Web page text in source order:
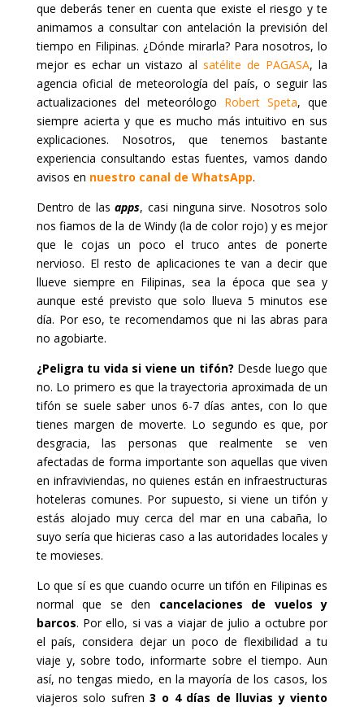
que deberás tener en cuenta que existe el riesgo y te
animamos a consultar con antelación la previsión del
tiempo en Filipinas. ¿Dónde mirarla? Para nosotros, lo
mejor es echar un vistazo alsatélite de PAGASA, la
agencia oficial de meteorología del país, o seguir las
actualizaciones del meteorólogo Robert Speta, que
siempre acierta y que es mucho más intuitivo en sus
explicaciones. Nosotros, que tenemos bastante
experiencia consultando estas fuentes, vamos dando
avisos en nuestro canal de WhatsApp.
Dentro de lasapps, casi ninguna sirve. Nosotros solo
nos fiamos de la de Windy (la de color rojo) y es mejor
que le cojas un poco el truco antes de ponerte
nervioso. El resto de aplicaciones te van a decir que
llueve siempre en Filipinas, sea la época que sea y
aunque esté previsto que solo llueva 5 minutos ese
día. Por eso, te recomendamos que ni las abras para
no agobiarte.
¿Peligra tu vida si viene un tifón? Desde luego que
no. Lo primero es que la trayectoria aproximada de un
tifón se suele saber unos 6-7 días antes, con lo que
tienes margen de moverte. Lo segundo es que, por
desgracia, las personas que realmente se ven
afectadas de forma importante son aquellas que viven
en infraviviendas, no quienes están en infraestructuras
hoteleras comunes. Por supuesto, si viene un tifón y
estás alojado muy cerca del mar en una cabaña, lo
suyo sería que hicieras caso a las autoridades locales y
te movieses.
Lo que sí es que cuando ocurre un tifón en Filipinas es
normal que se den cancelaciones de vuelos y
barcos. Por ello, si vas a viajar de julio a octubre por
el país, considera dejar un poco de flexibilidad a tu
viaje y, sobre todo, informarte sobre el tiempo. Aun
así, no tengas miedo, en la mayoría de los casos, los
viajeros solo sufren3 o 4 días de lluvias y viento